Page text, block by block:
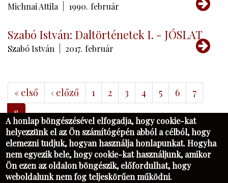
Michnai Attila 1990. február
Szabó István: Daltörténetek I. - JÓSLAT
Szabó István 2017. február
« első ‹ előző 1 2 3 4 5 6
7
8
FB
KAPCSOLAT
A honlap böngészésével elfogadja, hogy cookie-kat
helyezzünk el az Ön számítógépén abból a célból, hogy
elemezni tudjuk, hogyan használja honlapunkat. Hogyha
nem egyezik bele, hogy cookie-kat használjunk, amikor
Ön ezen az oldalon böngészik, előfordulhat, hogy
weboldalunk nem fog teljeskörűen működni.